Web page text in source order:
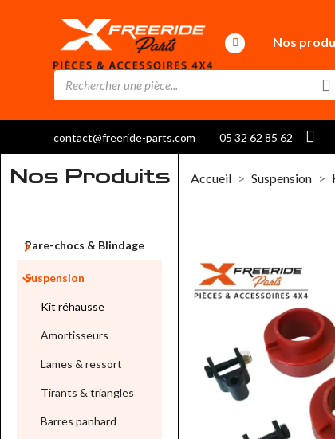
Nos
contact@freeride-parts.com 05 32 62 85 62
Accueil Suspension
Nos Produits
Pare-chocs & Blindage

Suspension

Kit réhausse
Amortisseurs
Lames & ressort
Tirants & triangles
Barres panhard